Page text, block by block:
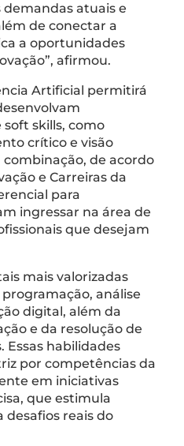
demandas atuais e
de conectar a
a oportunidades
afirmou.
Artificial permitirá
skills, como
crítico e visão
de acordo
e Carreiras da
para
ingressar na área de
que desejam
mais valorizadas
análise
digital, além da
e da resolução de
Essas habilidades
por competências da
em iniciativas
que estimula
desafios reais do